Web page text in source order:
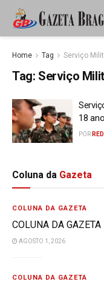
Home Tag Serviço
Tag: Serviço
18
POR
Coluna da Gazeta
COLUNA DA GAZETA
COLUNA DA GAZETA
AGOSTO 1, 2026
COLUNA DA GAZETA